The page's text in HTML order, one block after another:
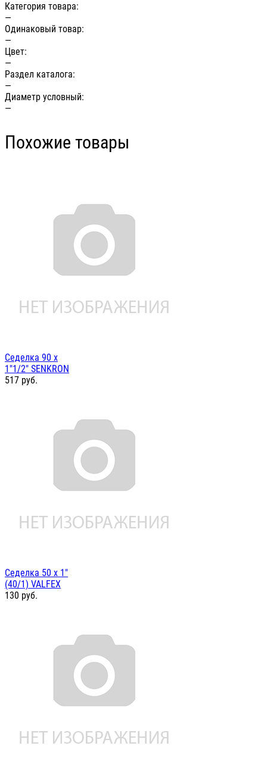
Категория товара:
—
Одинаковый товар:
—
Цвет:
—
Раздел каталога:
—
Диаметр условный:
—
Похожие товары
Седелка 90 х
1"1/2" SENKRON
517 руб.
Седелка 50 х 1"
(40/1) VALFEX
130 руб.